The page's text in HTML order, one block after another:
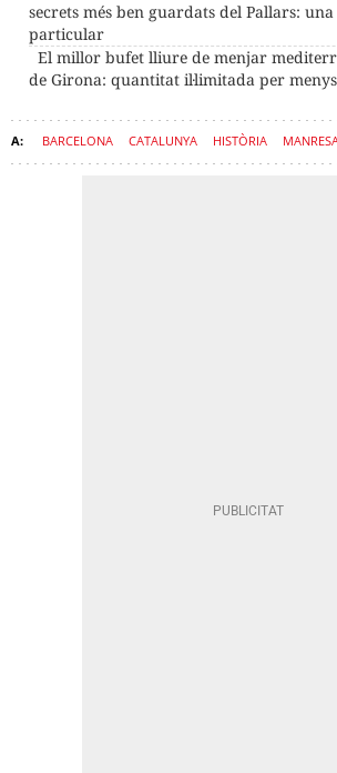
secrets més ben guardats del Pallars:
particular
El millor bufet lliure de menjar
de Girona: quantitat il·limitada per
BARCELONA CATALUNYA HISTÒRIA